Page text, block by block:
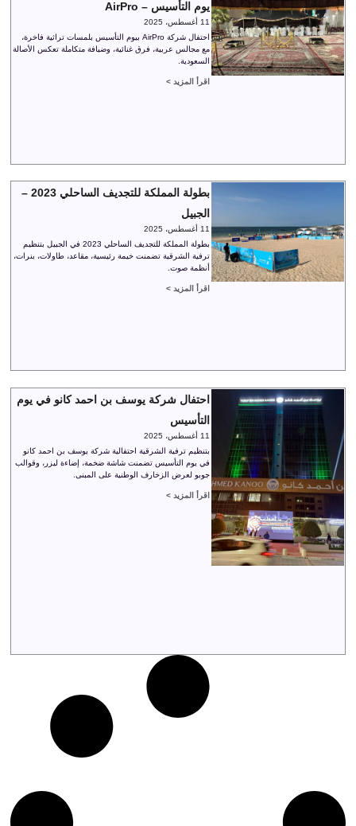
يوم التأسيس – AirPro
11 أغسطس، 2025
احتفال شركة AirPro بيوم التأسيس بلمسات تراثية فاخرة،
مع مجالس عربية، فرق غنائية، وضيافة متكاملة تعكس الأصالة
السعودية.
اقرأ المزيد >
بطولة المملكة للتجديف الساحلي 2023 –
الجبيل
11 أغسطس، 2025
بطولة المملكة للتجديف الساحلي 2023 في الجبيل بتنظيم
ترفية الشرقية تضمنت خيمة رئيسية، مقاعد، طاولات، بنرات،
أنظمة صوت.
اقرأ المزيد >
احتفال شركة يوسف بن احمد كانو في يوم
التأسيس
11 أغسطس، 2025
بتنظيم ترفية الشرقية احتفالية شركة يوسف بن احمد كانو
في يوم التأسيس تضمنت شاشة ضخمة، إضاءة ليزر، وقوالب
جوبو لعرض الزخارف الوطنية على المبنى.
اقرأ المزيد >